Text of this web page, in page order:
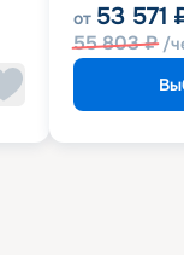
от 53 571
55 803₽ /